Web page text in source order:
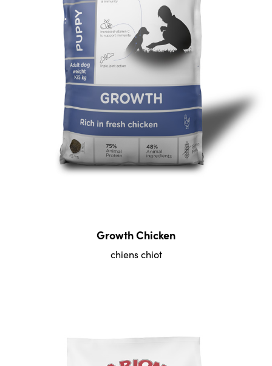
Growth Chicken
chiens chiot